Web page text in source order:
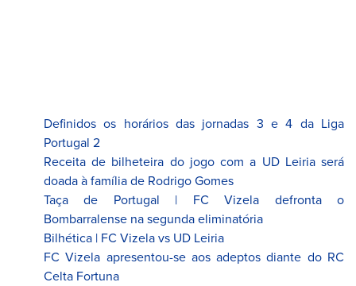
Definidos os horários das jornadas 3 e 4 da Liga
Portugal 2
Receita de bilheteira do jogo com a UD Leiria será
doada à família de Rodrigo Gomes
Taça de Portugal | FC Vizela defronta o
Bombarralense na segunda eliminatória
Bilhética | FC Vizela vs UD Leiria
FC Vizela apresentou-se aos adeptos diante do RC
Celta Fortuna